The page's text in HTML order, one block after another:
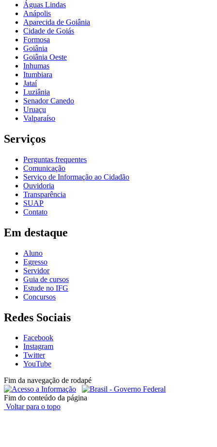
Águas Lindas
Anápolis
Aparecida de Goiânia
Cidade de Goiás
Formosa
Goiânia
Goiânia Oeste
Inhumas
Itumbiara
Jataí
Luziânia
Senador Canedo
Uruaçu
Valparaíso
Serviços
Perguntas frequentes
Comunicação
Serviço de Informação ao Cidadão
Ouvidoria
Transparência
SUAP
Contato
Em destaque
Aluno
Egresso
Servidor
Guia de cursos
Estude no IFG
Concursos
Redes Sociais
Facebook
Instagram
Twitter
YouTube
Fim da navegação de rodapé
Fim do conteúdo da página
Voltar para o topo